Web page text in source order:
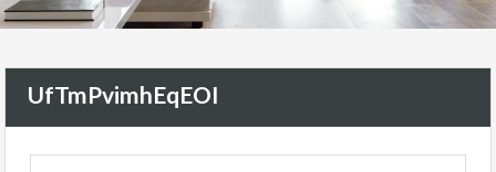
UfTmPvimhEqEOI